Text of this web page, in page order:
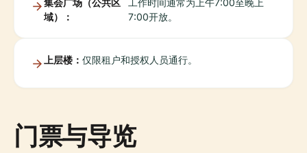
域）：
7:00开放。
上层楼： 仅限租户和授权人员通行。
门票与导览